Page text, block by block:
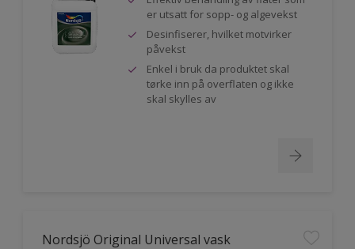
er utsatt for sopp- og algevekst
Desinfiserer, hvilket motvirker
påvekst
Enkel i bruk da produktet skal
tørke inn på overflaten og ikke
skal skylles av
Nordsjö Original Universal vask